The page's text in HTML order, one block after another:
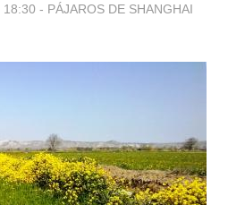
18:30 - PÁJAROS DE SHANGHAI